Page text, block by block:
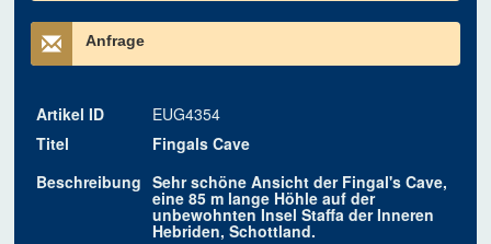
Anfrage
Artikel ID
EUG4354
Titel
Fingals Cave
Beschreibung Sehr schöne Ansicht der Fingal's Cave,
eine 85 m lange Höhle auf der
unbewohnten Insel Staffa der Inneren
Hebriden, Schottland.